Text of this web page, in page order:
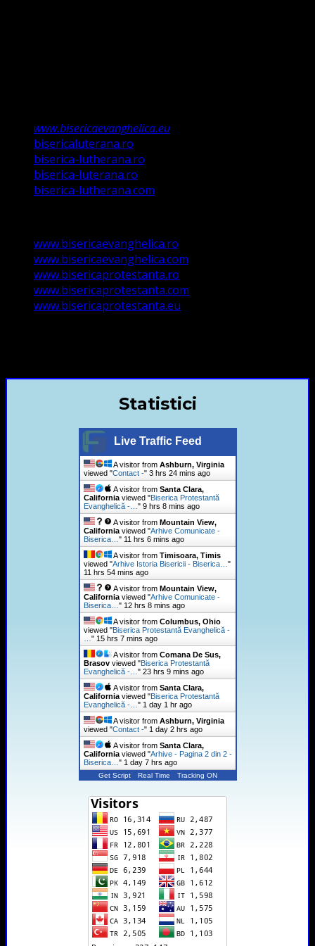
www.bisericaevanghelica.eu
bisericaluterana.ro
biserica-lutherana.ro
biserica-luterana.ro
biserica-lutherana.com
www.bisericaevanghelica.ro
www.bisericaevanghelica.com
www.bisericaprotestanta.ro
www.bisericaprotestanta.com
www.bisericaprotestanta.eu
Statistici
Live Traffic Feed
A visitor from Ashburn, Virginia
viewed "Contact -" 3 hrs 24 mins ago
A visitor from Santa Clara,
Californiaviewed "Biserica Protestantă
Evanghelică -… " 9 hrs 8 mins ago
A visitor from Mountain View,
Californiaviewed "Arhive Comunicate -
Biserica… " 11 hrs 6 mins ago
A visitor from Timisoara, Timis
viewed "Arhive Istoria Bisericii - Biserica… "
11 hrs 54 mins ago
A visitor from Mountain View,
Californiaviewed "Arhive Comunicate -
Biserica… " 12 hrs 8 mins ago
A visitor from Columbus, Ohio
viewed "Biserica Protestantă Evanghelică -
" 15 hrs 7 mins ago
A visitor from Comana De Sus,
Brasovviewed "Biserica Protestantă
Evanghelică -… " 23 hrs 9 mins ago
A visitor from Santa Clara,
Californiaviewed "Biserica Protestantă
Evanghelică -… " 1 day 1 hr ago
A visitor from Ashburn, Virginia
viewed "Contact -" 1 day 2 hrs ago
A visitor from Santa Clara,
Californiaviewed "Arhive - Pagina 2 din 2 -
Biserica… " 1 day 7 hrs ago
Get Script Real Time Tracking ON